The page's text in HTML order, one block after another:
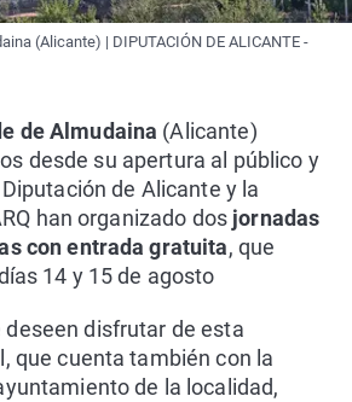
(Alicante) | DIPUTACIÓN DE ALICANTE -
de Almudaina (Alicante)
desde su apertura al público y
de Alicante y la
han organizado dos jornadas
con entrada gratuita, que
14 y 15 de agosto
deseen disfrutar de esta
que cuenta también con la
de la localidad,